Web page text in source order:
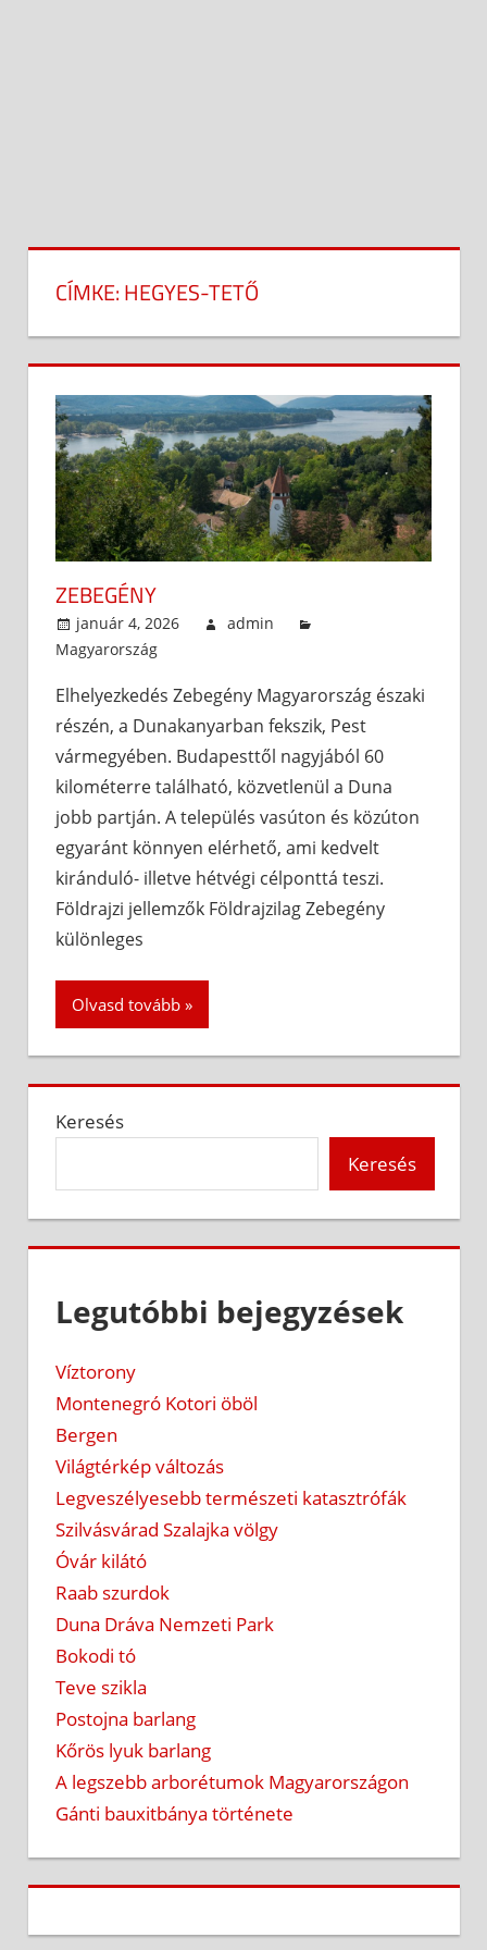
CÍMKE:HEGYES-TETŐ
ZEBEGÉNY
január 4, 2026
admin
Magyarország
Elhelyezkedés Zebegény Magyarország északi
részén, a Dunakanyarban fekszik, Pest
vármegyében. Budapesttől nagyjából 60
kilométerre található, közvetlenül a Duna
jobb partján. A település vasúton és közúton
egyaránt könnyen elérhető, ami kedvelt
kiránduló- illetve hétvégi célponttá teszi.
Földrajzi jellemzők Földrajzilag Zebegény
különleges
Olvasd tovább
Keresés
Keresés
Legutóbbi bejegyzések
Víztorony
Montenegró Kotori öböl
Bergen
Világtérkép változás
Legveszélyesebb természeti katasztrófák
Szilvásvárad Szalajka völgy
Óvár kilátó
Raab szurdok
Duna Dráva Nemzeti Park
Bokodi tó
Teve szikla
Postojna barlang
Kőrös lyuk barlang
A legszebb arborétumok Magyarországon
Gánti bauxitbánya története